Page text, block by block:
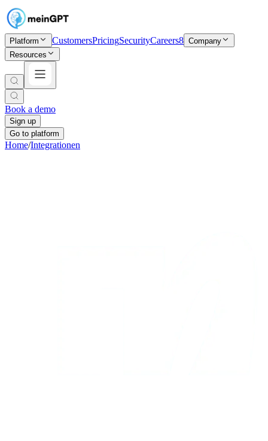
Platform CustomersPricingSecurityCareers8 Company
Resources
Book a demo
Sign up
Go to platform
Home/Integrationen